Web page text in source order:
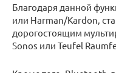
Благодаря данной
или Harman/Kardon,
дорогостоящим
Sonos или Teufel